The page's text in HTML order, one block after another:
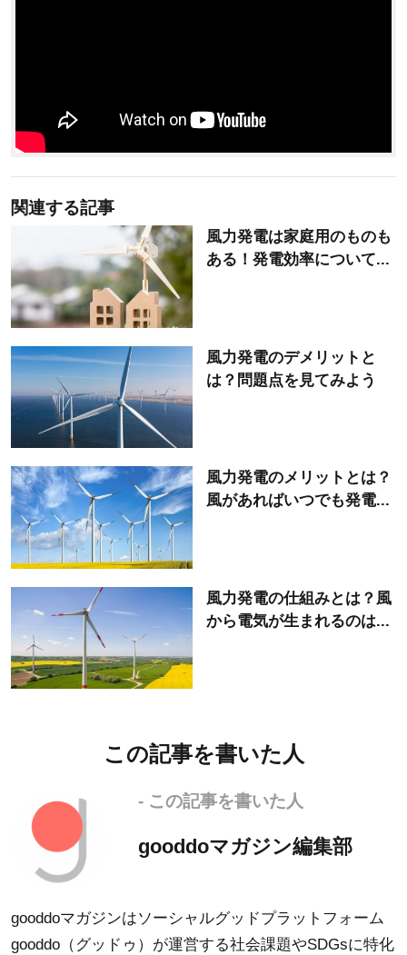
関連する記事
風力発電は家庭用のものも
ある！発電効率について...
風力発電のデメリットと
は？問題点を見てみよう
風力発電のメリットとは？
風があればいつでも発電...
風力発電の仕組みとは？風
から電気が生まれるのは...
この記事を書いた人
- この記事を書いた人
gooddoマガジン編集部
gooddoマガジンはソーシャルグッドプラットフォーム
gooddo（グッドゥ）が運営する社会課題やSDGsに特化